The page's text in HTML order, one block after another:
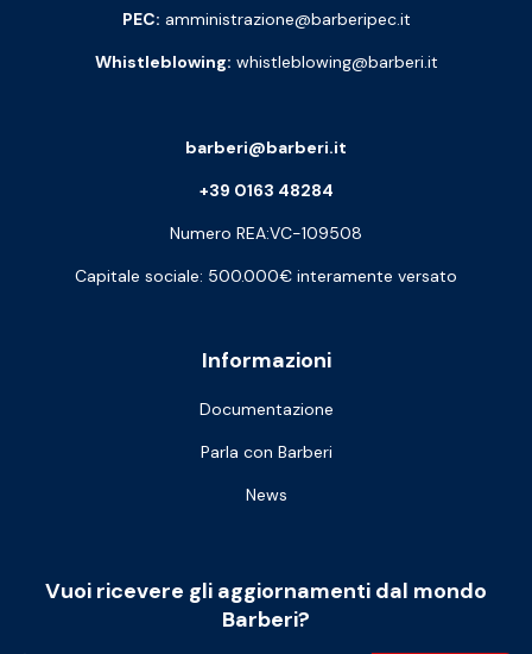
PEC: amministrazione@barberipec.it
Whistleblowing: whistleblowing@barberi.it
Informazioni
Documentazione
Parla con Barberi
News
barberi@barberi.it
+39 0163 48284
Numero REA:VC-109508
Capitale sociale: 500.000€ interamente versato
Vuoi ricevere gli aggiornamenti dal mondo
Barberi?